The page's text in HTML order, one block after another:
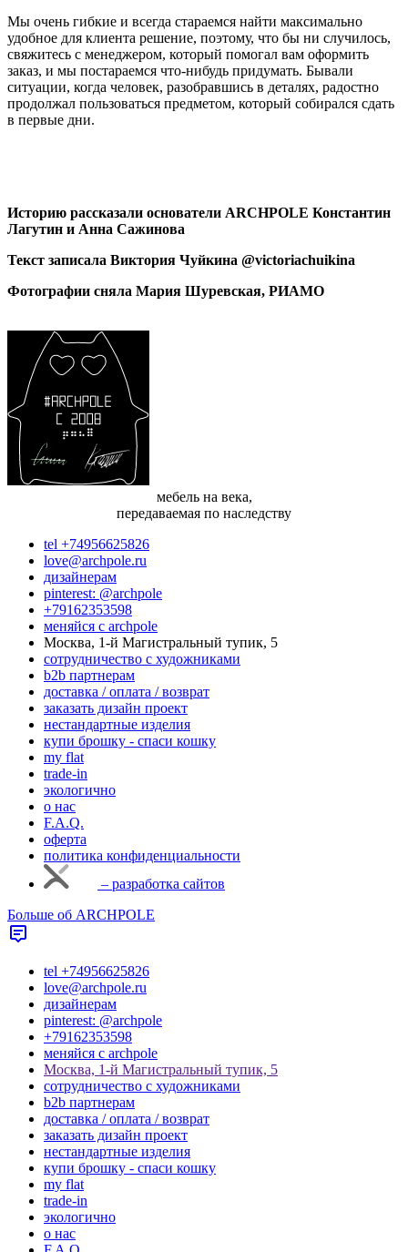
Мы очень гибкие и всегда стараемся найти максимально
удобное для клиента решение, поэтому, что бы ни случилось,
свяжитесь с менеджером, который помогал вам оформить
заказ, и мы постараемся что-нибудь придумать. Бывали
ситуации, когда человек, разобравшись в деталях, радостно
продолжал пользоваться предметом, который собирался сдать
в первые дни.
Историю рассказали основатели ARCHPOLE Константин
Лагутин и Анна Сажинова
Текст записала Виктория Чуйкина @victoriachuikina
Фотографии сняла Мария Шуревская, РИАМО
мебель на века,
передаваемая по наследству
tel +74956625826
love@archpole.ru
дизайнерам
pinterest: @archpole
+79162353598
меняйся с аrchpole
Москва, 1-й Магистральный тупик, 5
cотрудничество с художниками
b2b партнерам
доставка / оплата / возврат
заказать дизайн проект
нестандартные изделия
купи брошку - спаси кошку
my flat
trade-in
экологично
о нас
F.A.Q.
оферта
политика конфиденциальности
– разработка сайтов
Больше об ARCHPOLE
tel +74956625826
love@archpole.ru
дизайнерам
pinterest: @archpole
+79162353598
меняйся с аrchpole
Москва, 1-й Магистральный тупик, 5
cотрудничество с художниками
b2b партнерам
доставка / оплата / возврат
заказать дизайн проект
нестандартные изделия
купи брошку - спаси кошку
my flat
trade-in
экологично
о нас